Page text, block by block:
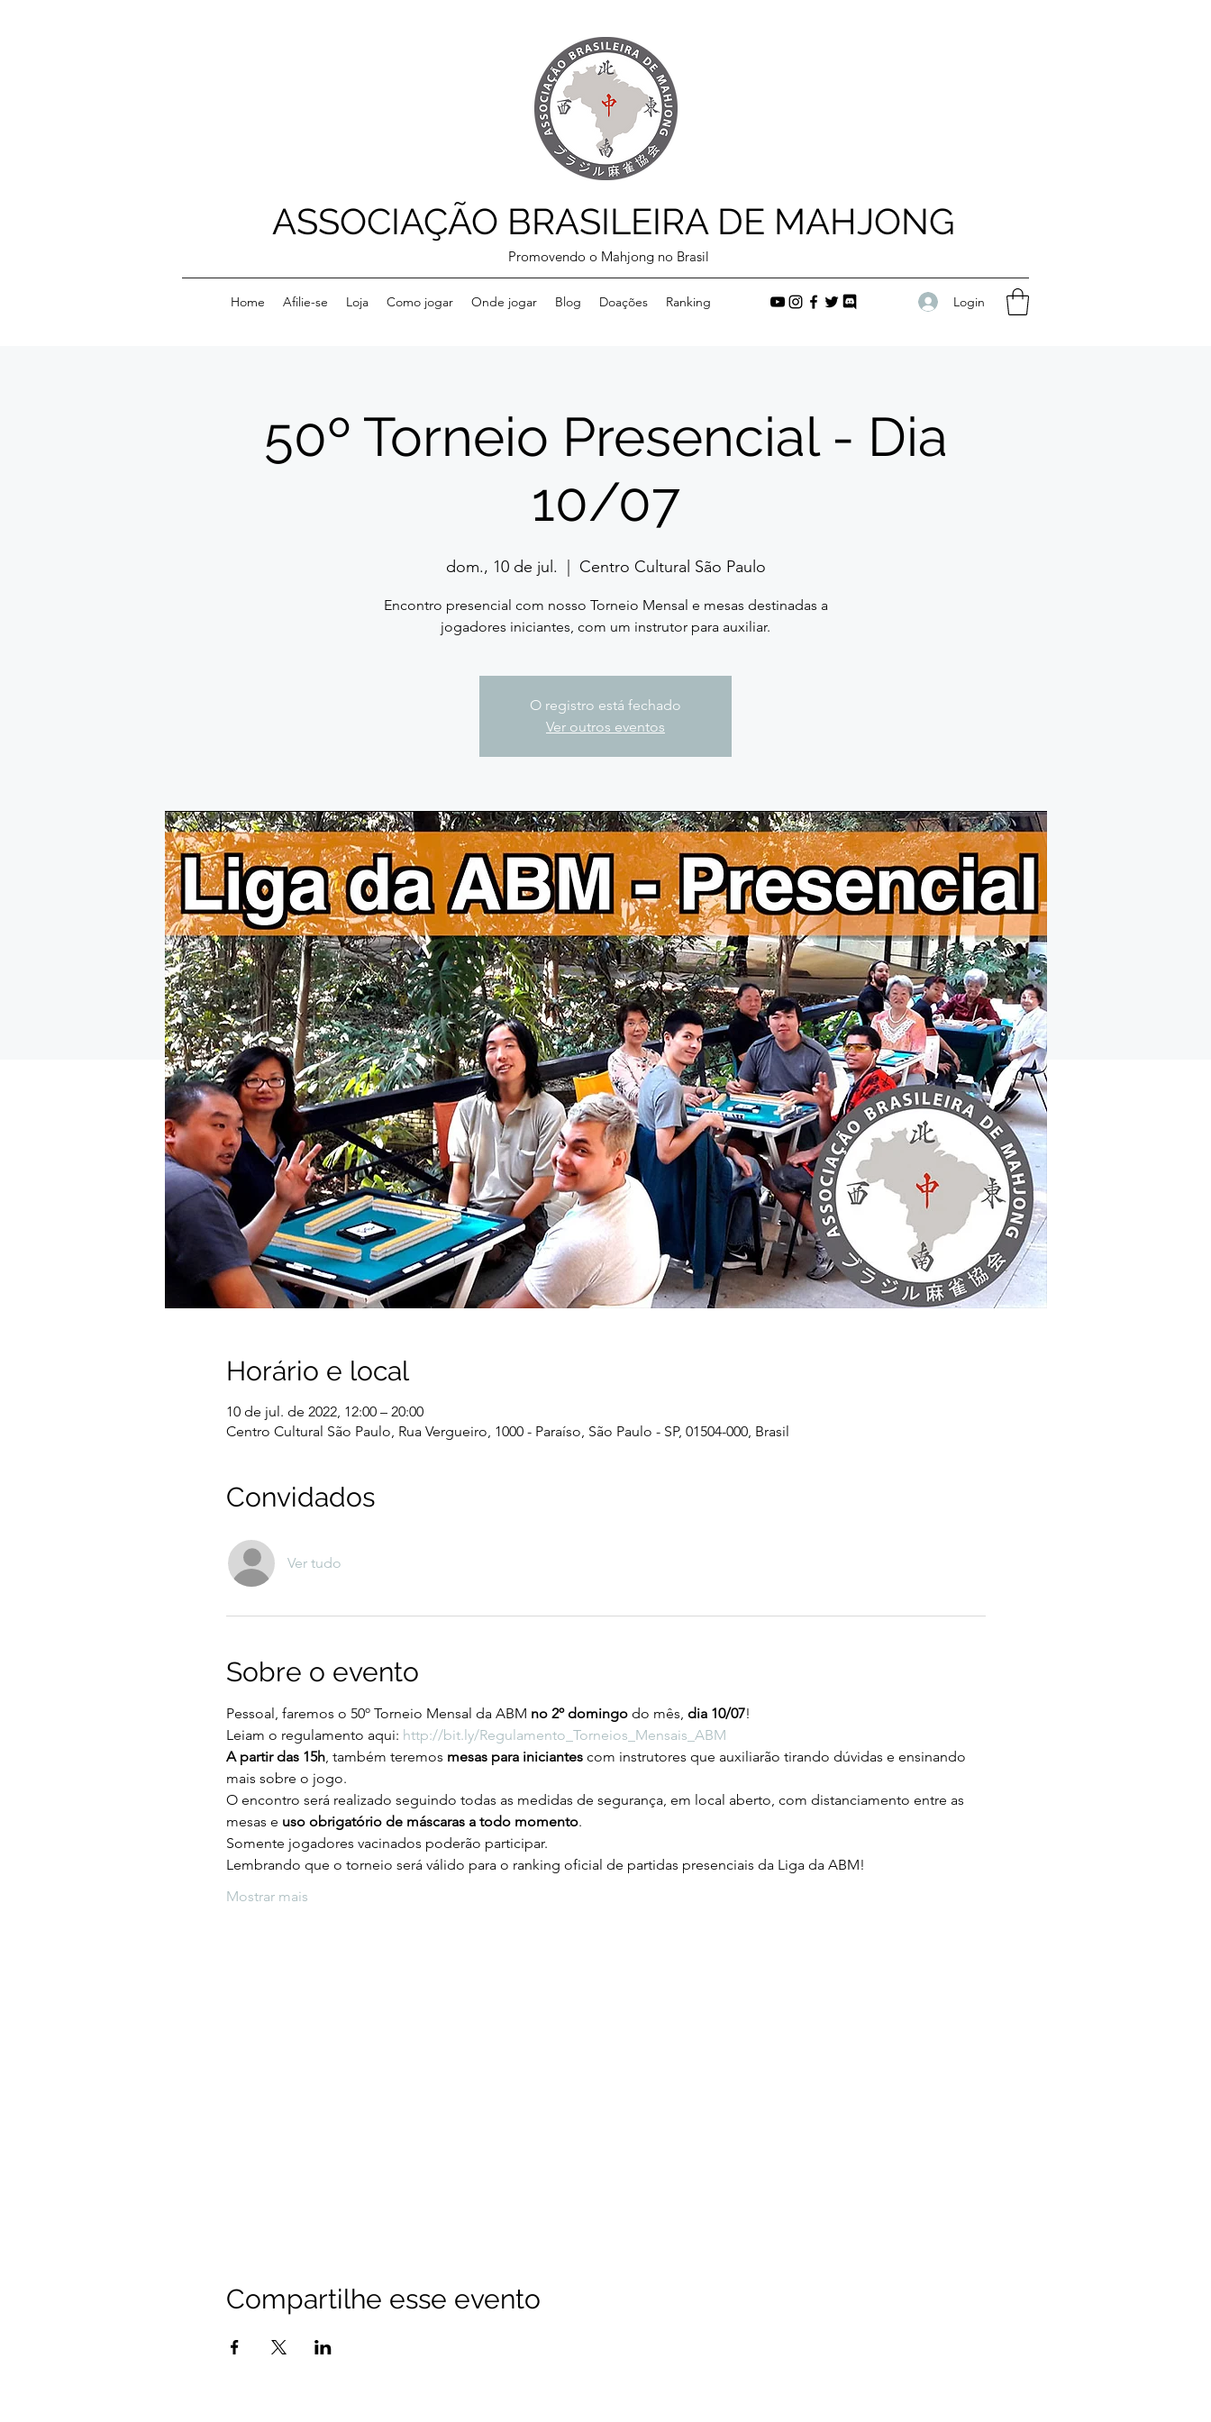
ASSOCIAÇÃO BRASILEIRA DE MAHJONG
Promovendo o Mahjong no Brasil
Home Afilie-se Loja Como jogar Onde jogar Blog Doações Ranking Login
50º Torneio Presencial - Dia
10/07
dom., 10 de jul. Centro Cultural São Paulo
Encontro presencial com nosso Torneio Mensal e mesas destinadas a
jogadores iniciantes, com um instrutor para auxiliar.
O registro está fechado
Ver outros eventos
Horário e local
10 de jul. de 2022, 12:00 – 20:00
Centro Cultural São Paulo, Rua Vergueiro, 1000 - Paraíso, São Paulo - SP, 01504-000, Brasil
Convidados
Ver tudo
Sobre o evento
Pessoal, faremos o 50º Torneio Mensal da ABM no 2º domingo do mês, dia 10/07!
Leiam o regulamento aqui: http://bit.ly/Regulamento_Torneios_Mensais_ABM
A partir das 15h, também teremos mesas para iniciantes com instrutores que auxiliarão tirando dúvidas e ensinando
mais sobre o jogo.
O encontro será realizado seguindo todas as medidas de segurança, em local aberto, com distanciamento entre as
mesas e uso obrigatório de máscaras a todo momento.
Somente jogadores vacinados poderão participar.
Lembrando que o torneio será válido para o ranking oficial de partidas presenciais da Liga da ABM!
Mostrar mais
Compartilhe esse evento